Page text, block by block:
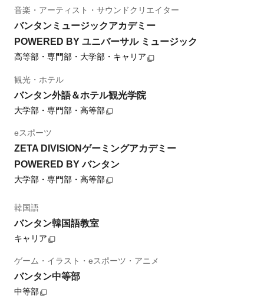
音楽・アーティスト・サウンドクリエイター
バンタンミュージックアカデミー
POWERED BY ユニバーサル ミュージック
高等部・専門部・大学部・キャリア
観光・ホテル
バンタン外語＆ホテル観光学院
大学部・専門部・高等部
eスポーツ
ZETA DIVISIONゲーミングアカデミー
POWERED BY バンタン
大学部・専門部・高等部
韓国語
バンタン韓国語教室
キャリア
ゲーム・イラスト・eスポーツ・アニメ
バンタン中等部
中等部